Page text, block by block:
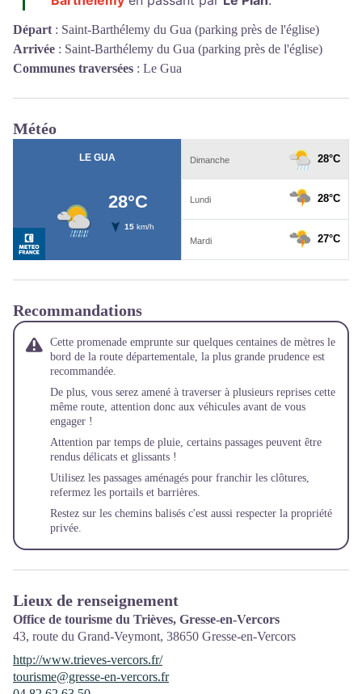
Départ : Saint-Barthélemy du Gua (parking près de l'église)
Arrivée : Saint-Barthélemy du Gua (parking près de l'église)
Communes traversées : Le Gua
Météo
Recommandations
Cette promenade emprunte sur quelques centaines de mètres le
bord de la route départementale, la plus grande prudence est
recommandée.
De plus, vous serez amené à traverser à plusieurs reprises cette
même route, attention donc aux véhicules avant de vous
engager !
Attention par temps de pluie, certains passages peuvent être
rendus délicats et glissants !
Utilisez les passages aménagés pour franchir les clôtures,
refermez les portails et barrières.
Restez sur les chemins balisés c'est aussi respecter la propriété
privée.
Lieux de renseignement
Office de tourisme du Trièves, Gresse-en-Vercors
43, route du Grand-Veymont, 38650 Gresse-en-Vercors
http://www.trieves-vercors.fr/
tourisme@gresse-en-vercors.fr